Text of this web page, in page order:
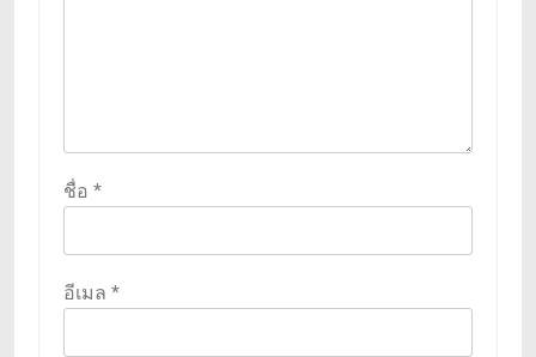
ชื่อ *
อีเมล *